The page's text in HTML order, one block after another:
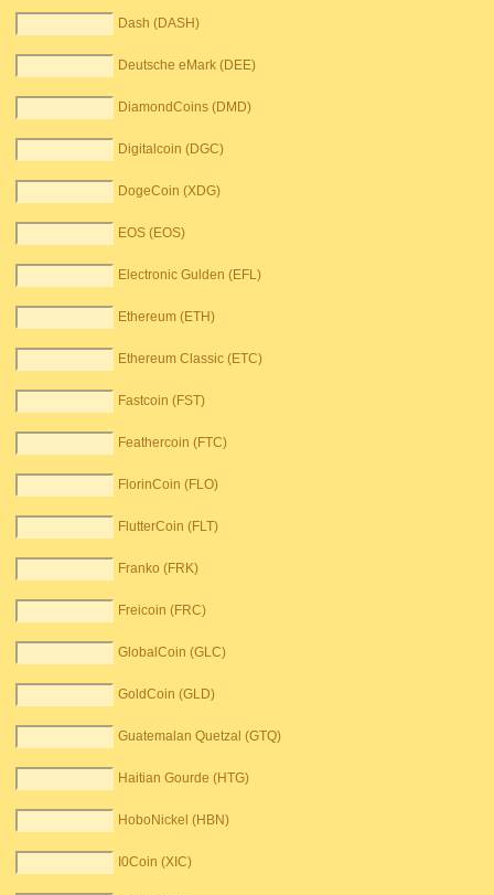
Dash (DASH)
Deutsche eMark (DEE)
DiamondCoins (DMD)
Digitalcoin (DGC)
DogeCoin (XDG)
EOS (EOS)
Electronic Gulden (EFL)
Ethereum (ETH)
Ethereum Classic (ETC)
Fastcoin (FST)
Feathercoin (FTC)
FlorinCoin (FLO)
FlutterCoin (FLT)
Franko (FRK)
Freicoin (FRC)
GlobalCoin (GLC)
GoldCoin (GLD)
Guatemalan Quetzal (GTQ)
Haitian Gourde (HTG)
HoboNickel (HBN)
I0Coin (XIC)